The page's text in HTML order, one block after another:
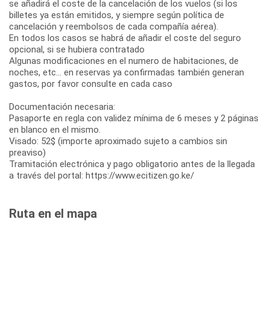
se añadirá el coste de la cancelación de los vuelos (si los
billetes ya están emitidos, y siempre según política de
cancelación y reembolsos de cada compañía aérea).
En todos los casos se habrá de añadir el coste del seguro
opcional, si se hubiera contratado
Algunas modificaciones en el numero de habitaciones, de
noches, etc... en reservas ya confirmadas también generan
gastos, por favor consulte en cada caso
Documentación necesaria:
Pasaporte en regla con validez mínima de 6 meses y 2 páginas
en blanco en el mismo.
Visado: 52$ (importe aproximado sujeto a cambios sin
preaviso)
Tramitación electrónica y pago obligatorio antes de la llegada
a través del portal: https://www.ecitizen.go.ke/
Ruta en el mapa